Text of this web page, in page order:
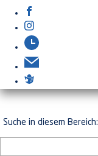
Suche in diesem Bereich: